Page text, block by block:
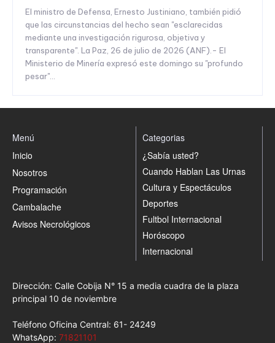
El ministro de Defensa, Ernesto Justiniano, también pidió
que las circunstancias del hecho sean "esclarecidas
mediante una investigación rigurosa, objetiva y
transparente". La Paz, 26 de julio de 2026 (ANF).- El
Ministerio de Minería expresó este domingo su "profundo
pesar"...
Menú
Inicio
Nosotros
Programación
Cambalache
Avisos Necrológicos
Categorias
¿Sabía usted?
Cuando Hablan Las Urnas
Cultura y Espectáculos
Deportes
Fultbol Internacional
Horóscopo
Internacional
Dirección: Calle Cobija N° 15 a media cuadra de la plaza
principal 10 de noviembre
Teléfono Oficina Central: 61- 24249
WhatsApp: 71821101